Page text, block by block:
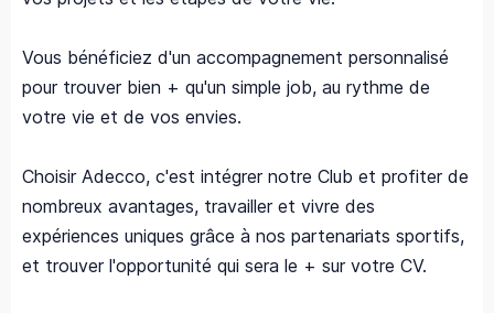
Vous bénéficiez d'un accompagnement personnalisé
pour trouver bien + qu'un simple job, au rythme de
votre vie et de vos envies.
Choisir Adecco, c'est intégrer notre Club et profiter de
nombreux avantages, travailler et vivre des
expériences uniques grâce à nos partenariats sportifs,
et trouver l'opportunité qui sera le + sur votre CV.